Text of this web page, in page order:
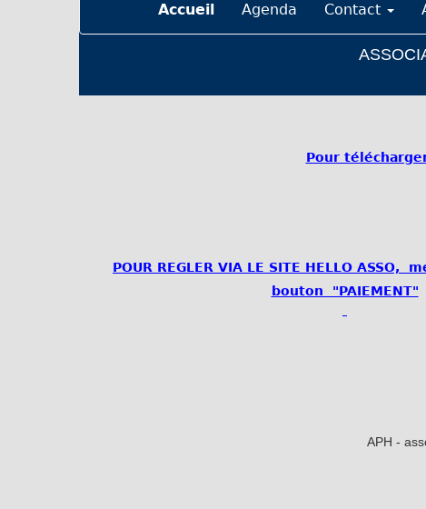
Accueil Agenda Contact
Pour
POUR REGLER VIA LE SITE HELLO
bouton "PAIEMENT"
APH -